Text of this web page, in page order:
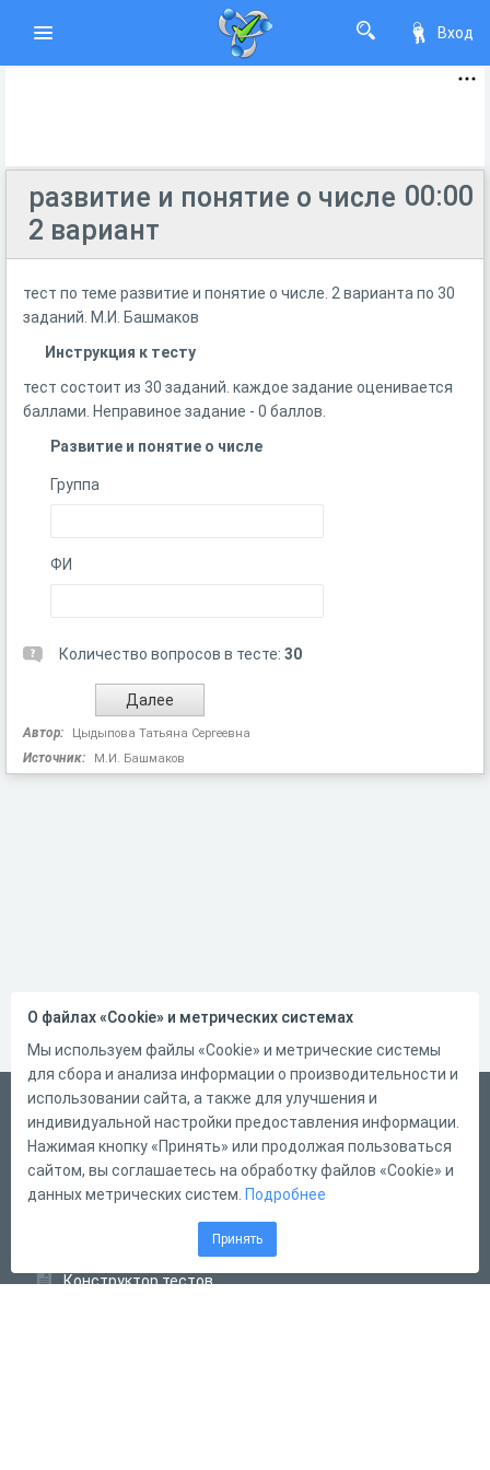
Вход
00:00
развитие и понятие о числе
2 вариант
тест по теме развитие и понятие о числе. 2 варианта по 30
заданий. М.И. Башмаков
Инструкция к тесту
тест состоит из 30 заданий. каждое задание оценивается
баллами. Неправиное задание - 0 баллов.
Развитие и понятие о числе
Группа
ФИ
Количество вопросов в тесте: 30
Автор: Цыдыпова Татьяна Сергеевна
Источник: М.И. Башмаков
Русский
Справка
Форма обратной связи
Конструктор тестов
О файлах «Cookie» и метрических системах
Мы используем файлы «Cookie» и метрические системы
для сбора и анализа информации о производительности и
использовании сайта, а также для улучшения и
индивидуальной настройки предоставления информации.
Нажимая кнопку «Принять» или продолжая пользоваться
сайтом, вы соглашаетесь на обработку файлов «Cookie» и
данных метрических систем. Подробнее
Принять